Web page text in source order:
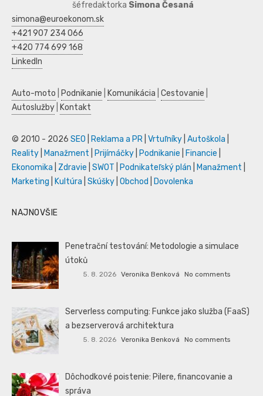
šéfredaktorka Simona Česaná
simona@euroekonom.sk
+421 907 234 066
+420 774 699 168
LinkedIn
Auto-moto Podnikanie Komunikácia Cestovanie
Autoslužby
Kontakt
© 2010 - 2026 SEO Reklama a PR Vrtuľníky Autoškola
Reality
Manažment Prijímáčky Podnikanie Financie
Ekonomika
Zdravie SWOT Podnikateľský plán Manažment
Marketing
Kultúra Skúšky Obchod Dovolenka
NAJNOVŠIE
Penetrační testování: Metodologie a simulace
útoků
5. 8. 2026 Veronika Benková No comments
Serverless computing: Funkce jako služba (FaaS)
a bezserverová architektura
5. 8. 2026 Veronika Benková No comments
Dôchodkové poistenie: Pilere, financovanie a
správa